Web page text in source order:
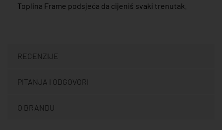
Toplina Frame podsjeća da cijeniš svaki trenutak.
RECENZIJE
PITANJA I ODGOVORI
O BRANDU